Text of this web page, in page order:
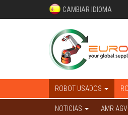
CAMBIAR IDIOMA
ROBOT USADOS
NOTICIAS AMR AGV